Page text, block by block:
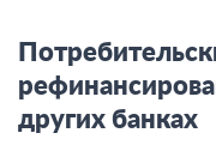
других банках